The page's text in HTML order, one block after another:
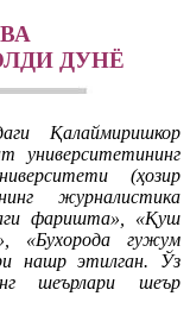
ДУНЁ
Қалаймиришкор
университетининг
(ҳозир
журналистика
фаришта», «Қуш
«Бухорода гужум
нашр этилган. Ўз
шеърлари шеър